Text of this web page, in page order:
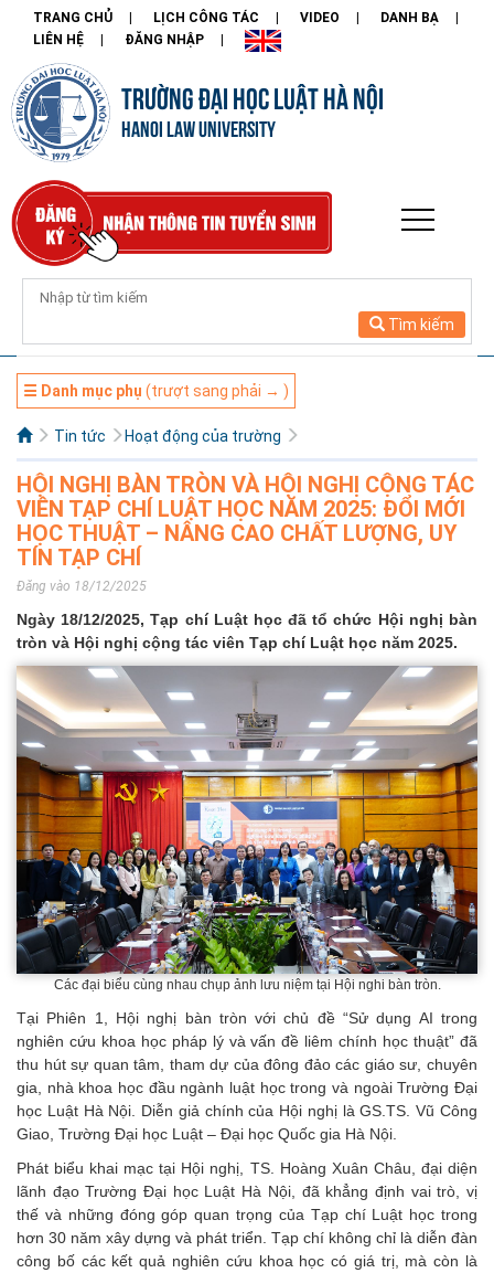
TRANG CHỦ LỊCH CÔNG TÁC VIDEO
DANH BẠ
LIÊN HỆ
ĐĂNG NHẬP
TRƯỜNG ĐẠI HỌC LUẬT HÀ NỘI
HANOI LAW UNIVERSITY
Tìm kiếm
☰ Danh mục phụ (trượt sang phải → )
Tin tức Hoạt động của trường
HỘI NGHỊ BÀN TRÒN VÀ HỘI NGHỊ CỘNG TÁC
VIÊN TẠP CHÍ LUẬT HỌC NĂM 2025: ĐỔI MỚI
HỌC THUẬT – NÂNG CAO CHẤT LƯỢNG, UY
TÍN TẠP CHÍ
Đăng vào 18/12/2025
Ngày 18/12/2025, Tạp chí Luật học đã tổ chức Hội nghị bàn
tròn và Hội nghị cộng tác viên Tạp chí Luật học năm 2025.
Các đại biểu cùng nhau chụp ảnh lưu niệm tại Hội nghi bàn tròn.
Tại Phiên 1, Hội nghị bàn tròn với chủ đề “Sử dụng AI trong
nghiên cứu khoa học pháp lý và vấn đề liêm chính học thuật” đã
thu hút sự quan tâm, tham dự của đông đảo các giáo sư, chuyên
gia, nhà khoa học đầu ngành luật học trong và ngoài Trường Đại
học Luật Hà Nội. Diễn giả chính của Hội nghị là GS.TS. Vũ Công
Giao, Trường Đại học Luật – Đại học Quốc gia Hà Nội.
Phát biểu khai mạc tại Hội nghị, TS. Hoàng Xuân Châu, đại diện
lãnh đạo Trường Đại học Luật Hà Nội, đã khẳng định vai trò, vị
thế và những đóng góp quan trọng của Tạp chí Luật học trong
hơn 30 năm xây dựng và phát triển. Tạp chí không chỉ là diễn đàn
công bố các kết quả nghiên cứu khoa học có giá trị, mà còn là